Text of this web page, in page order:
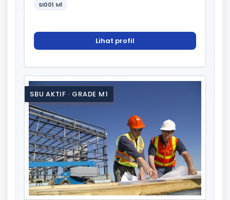
SI001 M1
Lihat profil
SBU AKTIF · GRADE M1